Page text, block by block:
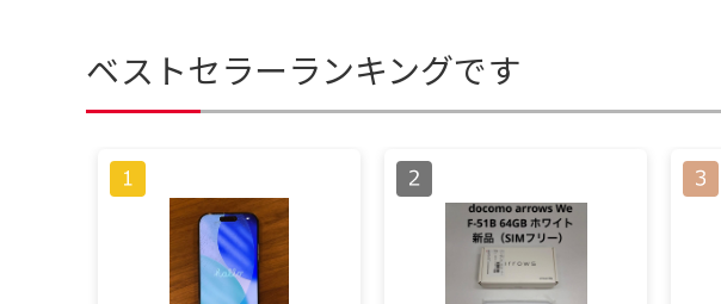
ベストセラーランキングです